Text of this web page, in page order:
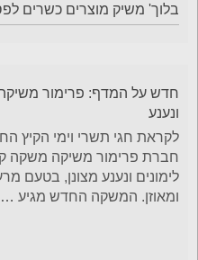
בלוך' משיק מוצרים כשרים
חדש על המדף: פרימור
ונענע
לקראת חגי תשרי וימי הקיץ
חברת פרימור משיקה משקה
לימונים ונענע מצונן, בטעם
ומאוזן. המשקה החדש מגיע …